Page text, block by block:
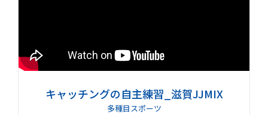
キャッチングの自主練習_滋賀JJMIX
多種目スポーツ